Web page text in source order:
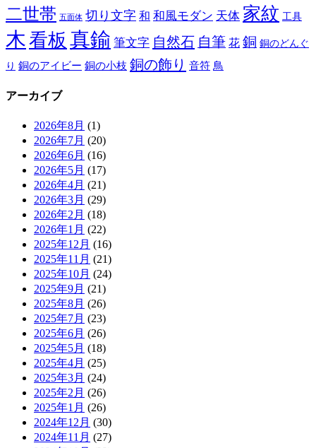
二世帯 五面体 切り文字 和 和風モダン 天体 家紋 工具
木看板 真鍮 筆文字 自然石 自筆 花 銅 銅のどんぐ
り 銅のアイビー 銅の小枝 銅の飾り 音符 鳥
アーカイブ
2026年8月 (1)
2026年7月 (20)
2026年6月 (16)
2026年5月 (17)
2026年4月 (21)
2026年3月 (29)
2026年2月 (18)
2026年1月 (22)
2025年12月 (16)
2025年11月 (21)
2025年10月 (24)
2025年9月 (21)
2025年8月 (26)
2025年7月 (23)
2025年6月 (26)
2025年5月 (18)
2025年4月 (25)
2025年3月 (24)
2025年2月 (26)
2025年1月 (26)
2024年12月 (30)
2024年11月 (27)